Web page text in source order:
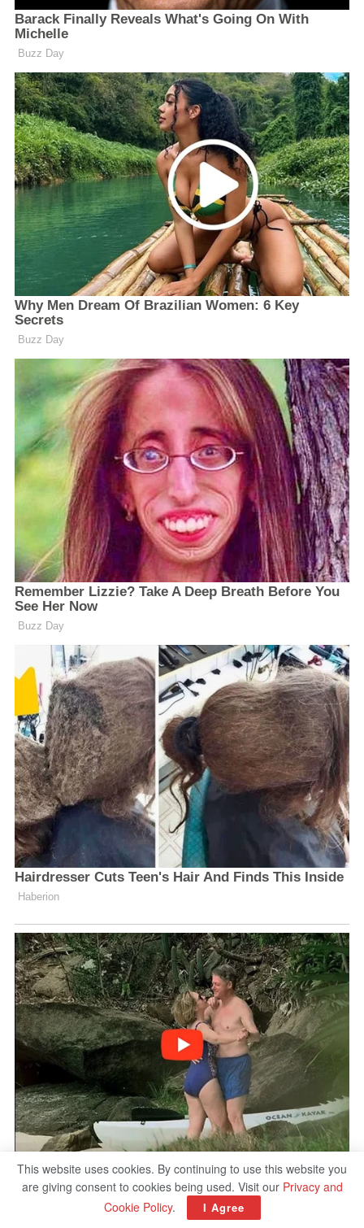
This website uses cookies. By continuing to use this website you
are giving consent to cookies being used. Visit our Privacy and
Cookie Policy. I Agree